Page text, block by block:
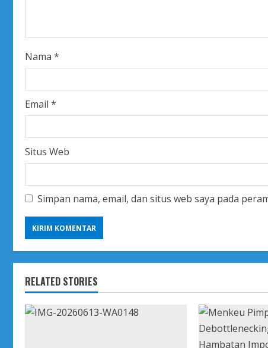
i
n
g
Nama *
Email *
Situs Web
Simpan nama, email, dan situs web saya pada
RELATED STORIES